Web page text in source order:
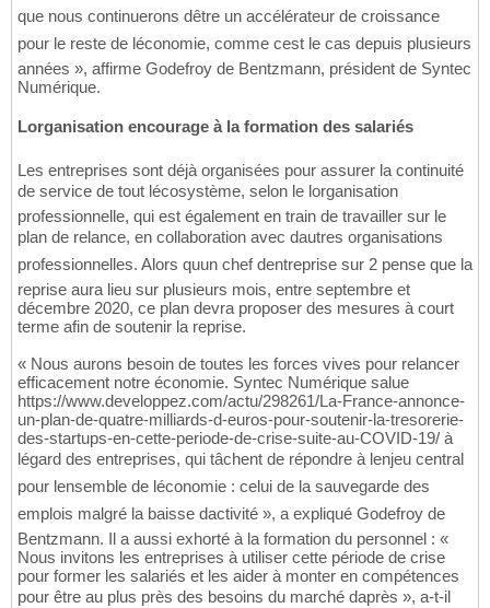
que nous continuerons dêtre un accélérateur de croissance
pour le reste de léconomie, comme cest le cas depuis plusieurs
années », affirme Godefroy de Bentzmann, président de Syntec
Numérique.
Lorganisation encourage à la formation des salariés
Les entreprises sont déjà organisées pour assurer la continuité
de service de tout lécosystème, selon le lorganisation
professionnelle, qui est également en train de travailler sur le
plan de relance, en collaboration avec dautres organisations
professionnelles. Alors quun chef dentreprise sur 2 pense que la
reprise aura lieu sur plusieurs mois, entre septembre et
décembre 2020, ce plan devra proposer des mesures à court
terme afin de soutenir la reprise.
« Nous aurons besoin de toutes les forces vives pour relancer
efficacement notre économie. Syntec Numérique salue
https://www.developpez.com/actu/298261/La-France-annonce-
un-plan-de-quatre-milliards-d-euros-pour-soutenir-la-tresorerie-
des-startups-en-cette-periode-de-crise-suite-au-COVID-19/ à
légard des entreprises, qui tâchent de répondre à lenjeu central
pour lensemble de léconomie : celui de la sauvegarde des
emplois malgré la baisse dactivité », a expliqué Godefroy de
Bentzmann. Il a aussi exhorté à la formation du personnel : «
Nous invitons les entreprises à utiliser cette période de crise
pour former les salariés et les aider à monter en compétences
pour être au plus près des besoins du marché daprès », a-t-il